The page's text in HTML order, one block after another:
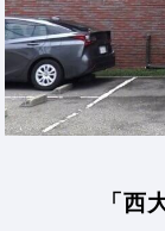
「西